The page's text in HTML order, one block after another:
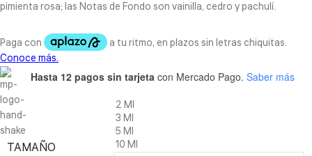
pimienta rosa; las Notas de Fondo son vainilla, cedro y pachulí.
Hasta 12 pagos sin tarjeta con Mercado Pago. Saber más
TAMAÑO
2 Ml
3 Ml
5 Ml
10 Ml